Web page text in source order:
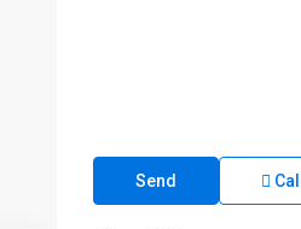
Send Call